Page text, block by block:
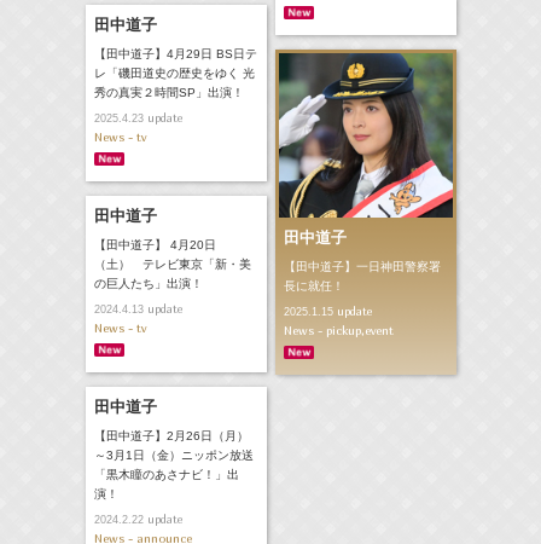
田中道子
【田中道子】4月29日 BS日テ
レ「磯田道史の歴史をゆく 光
秀の真実２時間SP」出演！
2025.4.23update
News - tv
田中道子
【田中道子】一日神田警察署
長に就任！
2025.1.15update
News - pickup,event
田中道子
【田中道子】 4月20日
（土） テレビ東京「新・美
の巨人たち」出演！
2024.4.13update
News - tv
田中道子
【田中道子】2月26日（月）
～3月1日（金）ニッポン放送
「黒木瞳のあさナビ！」出
演！
2024.2.22update
News - announce